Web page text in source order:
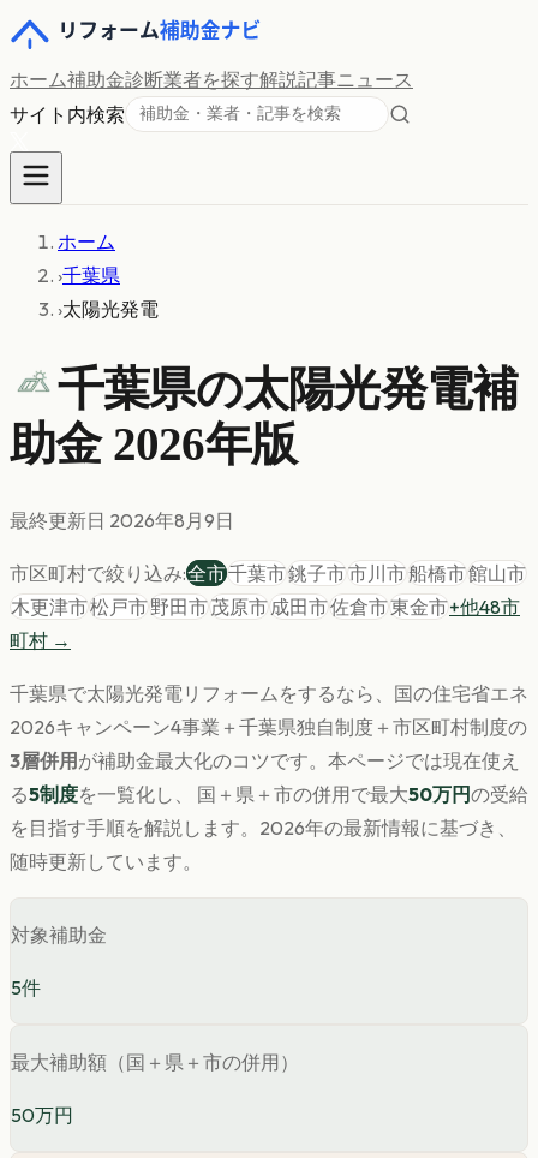
ホーム補助金診断業者を探す解説記事ニュース
サイト内検索
ホーム
›千葉県
›太陽光発電
千葉県の太陽光発電補
助金 2026年版
最終更新日 2026年8月9日
市区町村で絞り込み:全市千葉市銚子市市川市船橋市館山市
木更津市松戸市野田市茂原市成田市佐倉市東金市+他48市
町村 →
千葉県で太陽光発電リフォームをするなら、国の住宅省エネ
2026キャンペーン4事業＋ 千葉県独自制度＋市区町村制度の
3層併用 が補助金最大化のコツです。 本ページでは現在使え
る5制度を一覧化し、 国＋県＋市の併用で最大50万円の受給
を目指す手順を解説します。 2026年の最新情報に基づき、
随時更新しています。
対象補助金
5件
最大補助額（国＋県＋市の併用）
50万円